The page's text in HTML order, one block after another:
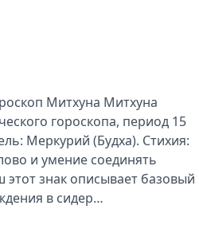
Митхуна Митхуна
гороскопа, период 15
Меркурий (Будха). Стихия:
и умение соединять
знак описывает базовый
в сидер…